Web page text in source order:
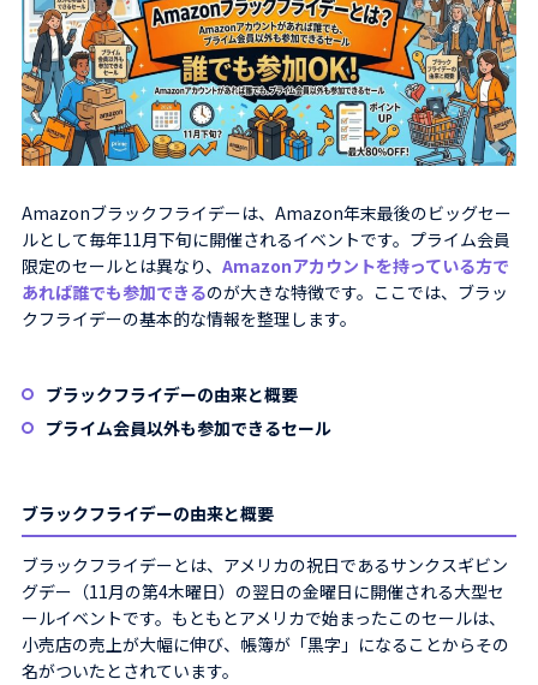
Amazonブラックフライデーは、Amazon年末最後のビッグセー
ルとして毎年11月下旬に開催されるイベントです。プライム会員
限定のセールとは異なり、 Amazonアカウントを持っている方で
あれば誰でも参加できるのが大きな特徴です。ここでは、ブラッ
クフライデーの基本的な情報を整理します。
ブラックフライデーの由来と概要
プライム会員以外も参加できるセール
ブラックフライデーの由来と概要
ブラックフライデーとは、アメリカの祝日であるサンクスギビン
グデー（11月の第4木曜日）の翌日の金曜日に開催される大型セ
ールイベントです。もともとアメリカで始まったこのセールは、
小売店の売上が大幅に伸び、帳簿が「黒字」になることからその
名がついたとされています。